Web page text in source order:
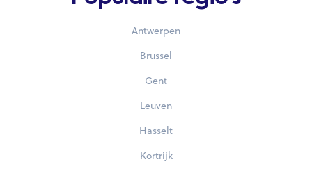
Antwerpen
Brussel
Gent
Leuven
Hasselt
Kortrijk